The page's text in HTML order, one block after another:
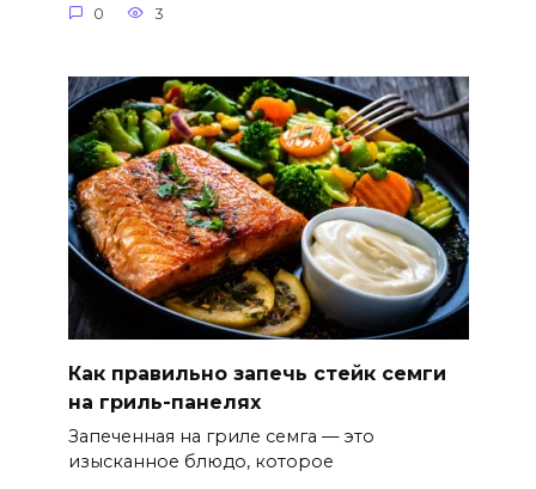
0 3
Как правильно запечь стейк семги
на гриль-панелях
Запеченная на гриле семга — это
изысканное блюдо, которое